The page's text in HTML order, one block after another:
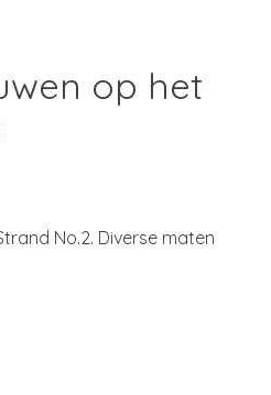
op het
No.2. Diverse maten
is